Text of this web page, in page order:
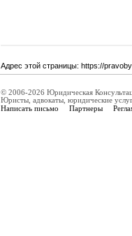
Адрес этой страницы: https://
© 2006-2026 Юридическая
Юристы, адвокаты, юридические
Написать письмо Партнеры